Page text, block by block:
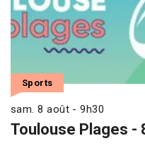
Toulouse Plages -
Sports
sam. 8 août - 9h30